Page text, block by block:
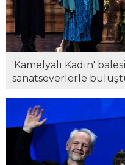
'Kamelyalı Kadın'
sanatseverlerle